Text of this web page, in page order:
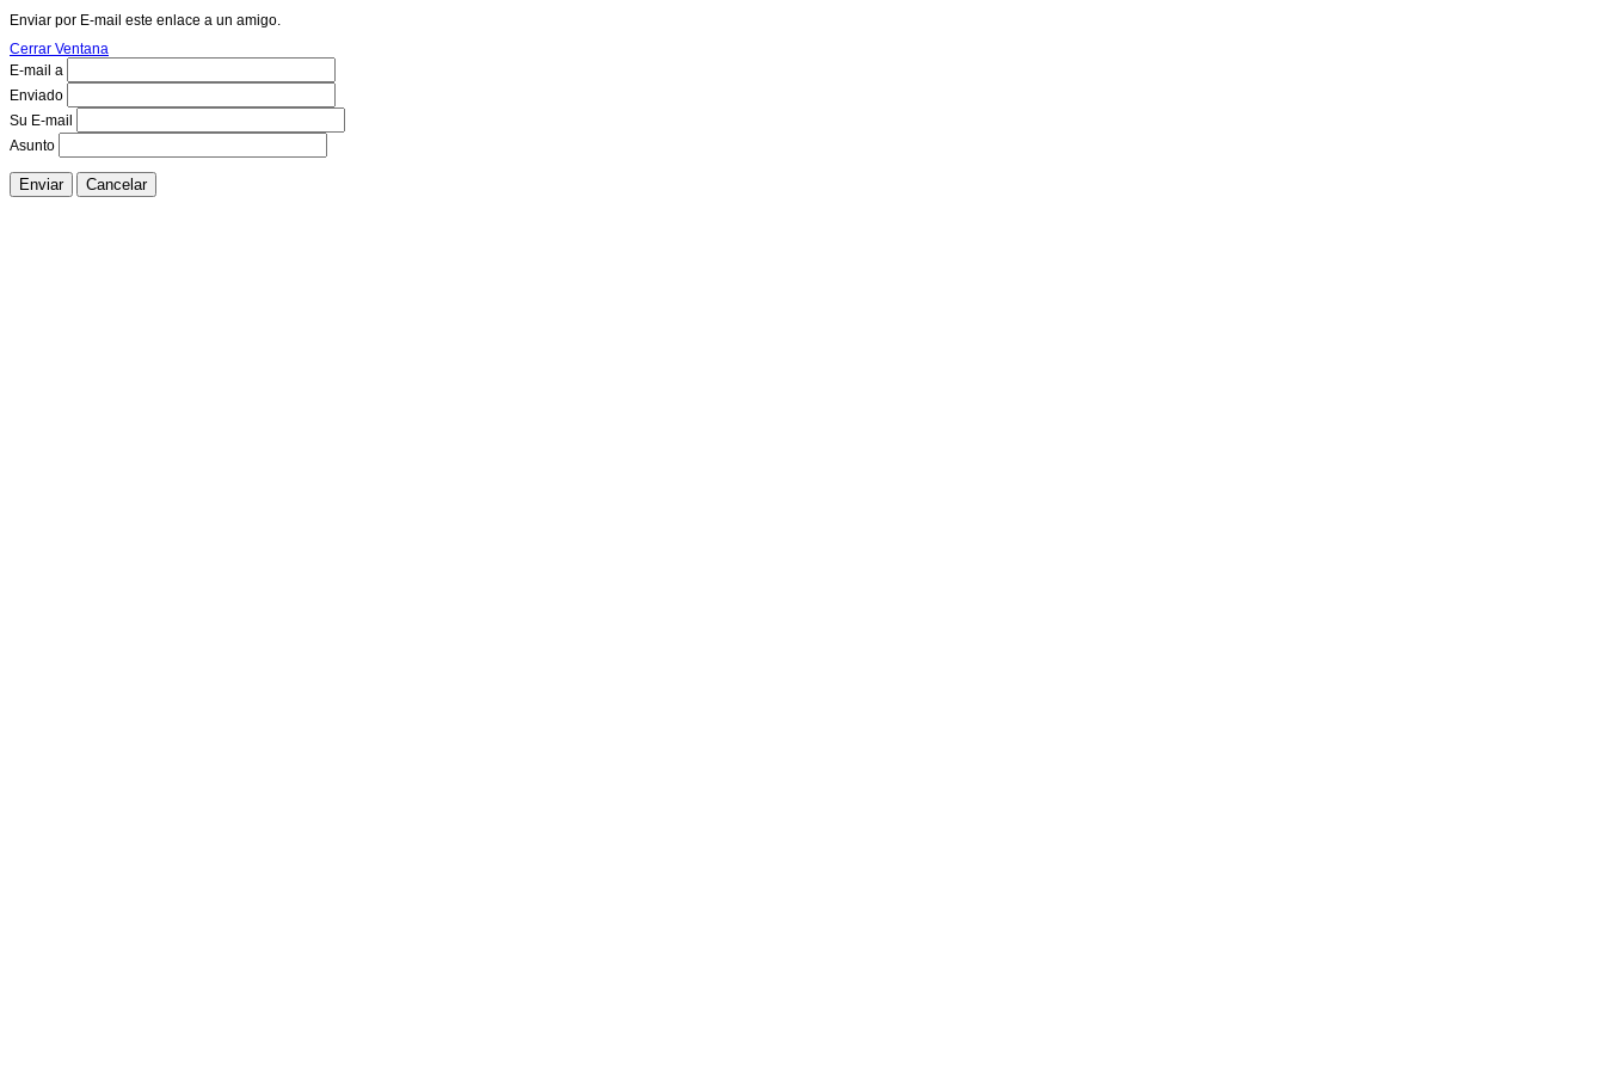
Enviar por E-mail este enlace a un amigo.
Cerrar Ventana
E-mail a
Enviado
Su E-mail
Asunto
Enviar Cancelar